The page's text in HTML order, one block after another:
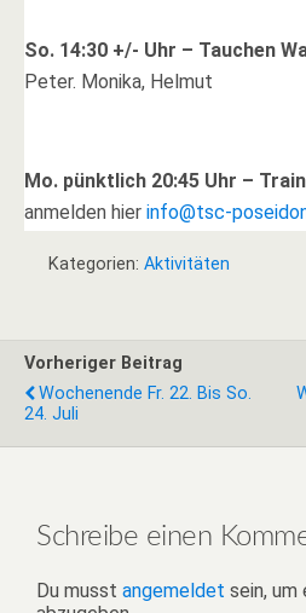
So. 14:30 +/- Uhr – Tauchen
Peter. Monika, Helmut
Mo. pünktlich 20:45 Uhr –
anmelden hier info@tsc-
Valentin, Ina, Christian, Uwe I,
Kategorien: Aktivitäten
Vorheriger Beitrag
Wochenende Fr. 22. Bis So.
24. Juli
Schreibe einen
Du musst angemeldet sein, um